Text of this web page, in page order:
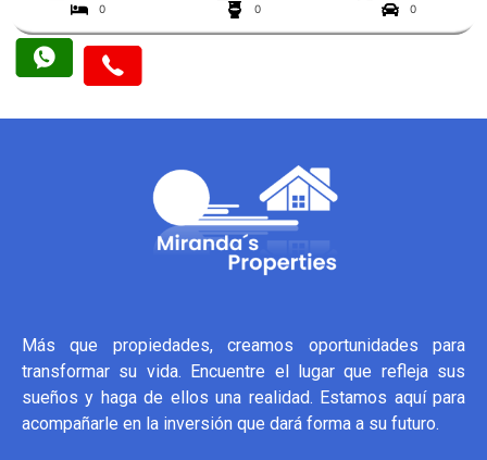
0
0 0
Más que propiedades, creamos oportunidades para
transformar su vida. Encuentre el lugar que refleja sus
sueños y haga de ellos una realidad. Estamos aquí para
acompañarle en la inversión que dará forma a su futuro.